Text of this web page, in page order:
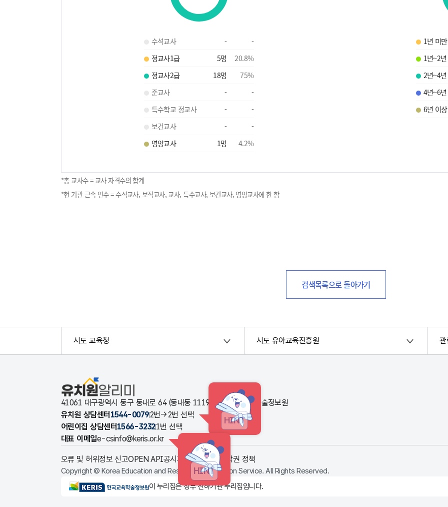
수석교사 -
-
정교사1급
5명 20.8%
정교사2급
18명 75%
준교사
-
-
특수학교 정교사
-
-
보건교사
-
-
영양교사
1명 4.2%
1년 미만
1년~2
2년~4
4년~6
6년 이상
*총 교사수 = 교사 자격수의 합계
*현 기관 근속 연수 = 수석교사, 보직교사, 교사, 특수교사, 보건교사, 영양교사에 한 함
검색목록으로 돌아가기
시도 교육청 시도 유아교육진흥원
유치원알리미
41061 대구광역시 동구 동내로 64 (동내동 1119번지) 한국교육학술정보원
유치원 상담센터 1544-00792번→2번 선택
HINT
어린이집 상담센터 1566-32321번 선택
대표 이메일e-csinfo@keris.or.kr
HINT
오류 및 허위정보 신고OPEN API공시자료 다운로드저작권 정책
Copyright © Korea Education and Research Information Service. All Rights Reserved.
KERIS한국교육학술정보원이 누리집은 정부 산하기관 누리집입니다.